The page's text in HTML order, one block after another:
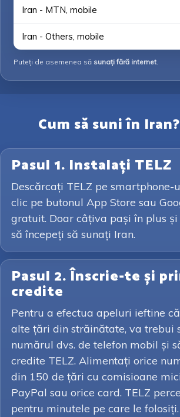
Iran - MTN, mobile
Iran - Others, mobile
Puteți de asemenea să sunați fără internet.
Cum să suni în Iran?
Pasul 1. Instalați TELZ
Descărcați TELZ pe smartphone-
clic pe butonul App Store sau
gratuit. Doar câțiva pași în plus
să începeți să sunați Iran.
Pasul 2. Înscrie-te și
credite
Pentru a efectua apeluri ieftine
alte țări din străinătate, va trebui
numărul dvs. de telefon mobil și
credite TELZ. Alimentați orice
din 150 de țări cu comisioane
PayPal sau orice card. TELZ
pentru minutele pe care le